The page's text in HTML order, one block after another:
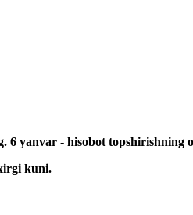
6 yanvar - hisobot topshirishning
kuni.